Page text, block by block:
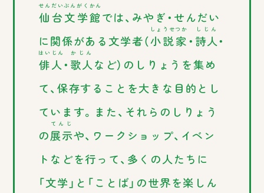
仙台文学館
せんだいぶんがくかん
では、みやぎ・せんだい
に関係がある文学者（小説家
しょうせつか
・ 詩人
しじん
・
俳人
はいじん
・ 歌人
かじん
など）のしりょうを集め
て、保存することを大きな目的とし
ています。また、それらのしりょう
の展示
てんじ
や、ワークショップ、イベン
トなどを行って、多くの人たちに
「文学」と「ことば」の世界を楽しん